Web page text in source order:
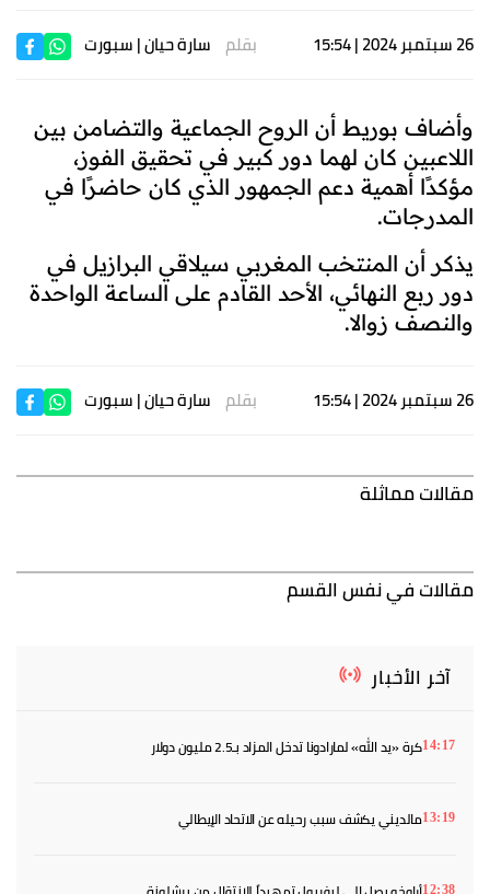
26 سبتمبر 2024 | 15:54 بقلم سارة حيان| سبورت
وأضاف بوريط أن الروح الجماعية والتضامن بين
اللاعبين كان لهما دور كبير في تحقيق الفوز،
مؤكدًا أهمية دعم الجمهور الذي كان حاضرًا في
المدرجات.
يذكر أن المنتخب المغربي سيلاقي البرازيل في
دور ربع النهائي، الأحد القادم على الساعة الواحدة
والنصف زوالا.
26 سبتمبر 2024 | 15:54 بقلم سارة حيان| سبورت
مقالات مماثلة
مقالات في نفس القسم
آخر الأخبار
14:17كرة «يد الله» لمارادونا تدخل المزاد بـ2.5 مليون دولار
13:19مالديني يكشف سبب رحيله عن الاتحاد الإيطالي
12:38